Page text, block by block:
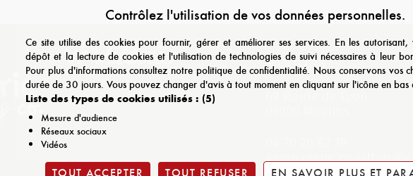
Contrôlez l'utilisation de vos données personnelles.
Ce site utilise des cookies pour fournir, gérer et améliorer ses services. En les
dépôt et la lecture de cookies et l'utilisation de technologies de suivi nécessaires à leur
Pour plus d'informations consultez notre politique de confidentialité. Nous conservons vos
durée de 30 jours. Vous pouvez changer d'avis à tout moment en cliquant sur l'icône en
Liste des types de cookies utilisés : (5)
Mesure d'audience
Réseaux sociaux
Vidéos
TOUT ACCEPTER TOUT REFUSER EN SAVOIR PLUS ET
MOULINS
amenagerie.co-